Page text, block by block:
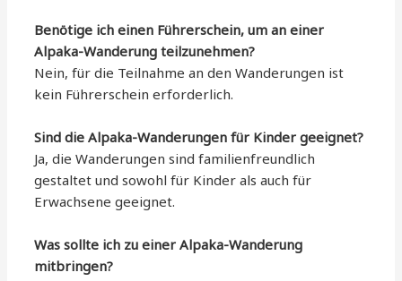
Benötige ich einen Führerschein, um an einer
Alpaka-Wanderung teilzunehmen?
Nein, für die Teilnahme an den Wanderungen ist
kein Führerschein erforderlich.
Sind die Alpaka-Wanderungen für Kinder geeignet?
Ja, die Wanderungen sind familienfreundlich
gestaltet und sowohl für Kinder als auch für
Erwachsene geeignet.
Was sollte ich zu einer Alpaka-Wanderung
mitbringen?